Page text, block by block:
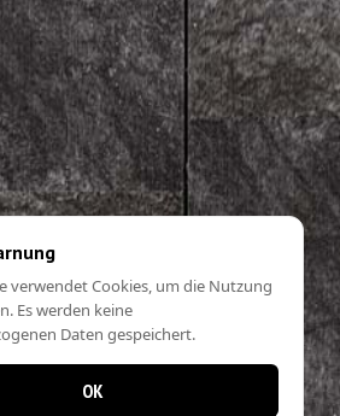
verwendet Cookies, um die Nutzung
Es werden keine
Daten gespeichert.
OK